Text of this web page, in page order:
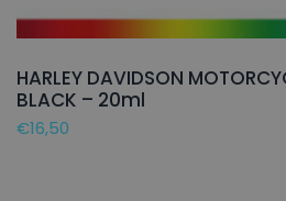
HARLEY DAVIDSON
BLACK – 20ml
€16,50